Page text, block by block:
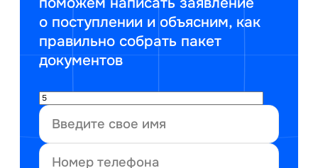
о поступлении и объясним, как
правильно собрать пакет
документов